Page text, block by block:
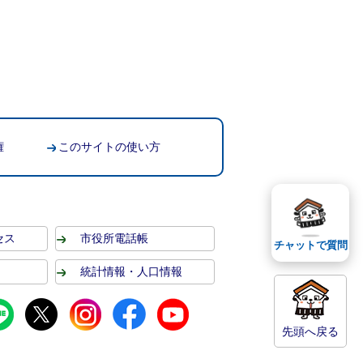
先頭へ戻る
このサイトの使い方
ス 市役所電話帳
統計情報・人口情報
チャットで質問